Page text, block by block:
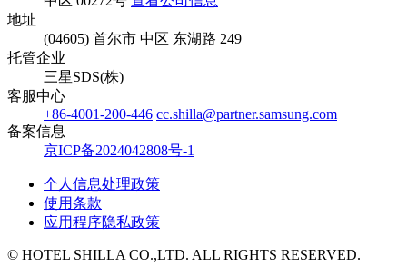
地址
(04605) 首尔市 中区 东湖路 249
托管企业
三星SDS(株)
客服中心
+86-4001-200-446 cc.shilla@partner.samsung.com
备案信息
京ICP备2024042808号-1
个人信息处理政策
使用条款
应用程序隐私政策
© HOTEL SHILLA CO.,LTD. ALL RIGHTS RESERVED.